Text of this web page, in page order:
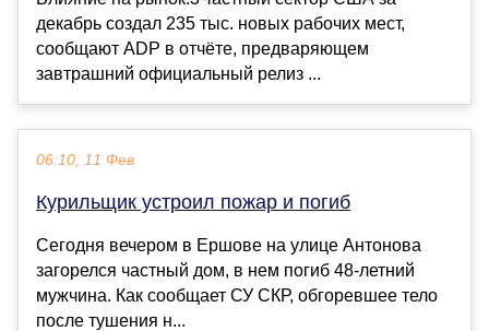
декабрь создал 235 тыс. новых рабочих мест,
сообщают ADP в отчёте, предваряющем
завтрашний официальный релиз ...
06:10, 11 Фев
Курильщик устроил пожар и погиб
Сегодня вечером в Ершове на улице Антонова
загорелся частный дом, в нем погиб 48-летний
мужчина. Как сообщает СУ СКР, обгоревшее тело
после тушения н...